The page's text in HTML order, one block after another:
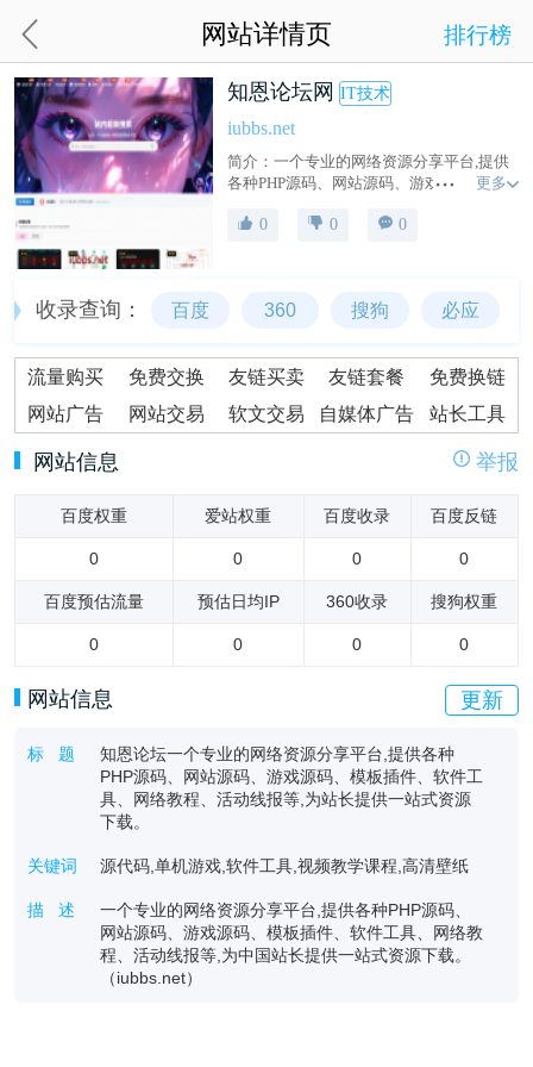
网站详情页 排行榜
知恩论坛网 IT技术
iubbs.net
简介：一个专业的网络资源分享平台,提供
各种PHP源码、网站源码、游戏源码、模板
为中国站长提供一站式资源下载。
更多
0 0 0
收录查询： 百度 360 搜狗 必应
流量购买 免费交换 友链买卖 友链套餐
免费换链
网站广告
网站交易 软文交易 自媒体广告 站长工具
网站信息 举报
百度权重 爱站权重 百度收录 百度反链
0 0 0 0
百度预估流量 预估日均IP 360收录 搜狗权重
0 0 0 0
网站信息 更新
标 题
知恩论坛一个专业的网络资源分享平台,提供各种
PHP源码、网站源码、游戏源码、模板插件、软件工
具、网络教程、活动线报等,为站长提供一站式资源
下载。
关键词 源代码,单机游戏,软件工具,视频教学课程,高清壁纸
描 述
一个专业的网络资源分享平台,提供各种PHP源码、
网站源码、游戏源码、模板插件、软件工具、网络教
程、活动线报等,为中国站长提供一站式资源下载。
（iubbs.net）